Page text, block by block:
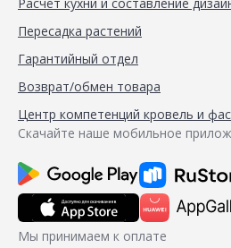
Пересадка растений
Гарантийный отдел
Возврат/обмен товара
Центр компетенций кровель и
Скачайте наше мобильное
Мы принимаем к оплате